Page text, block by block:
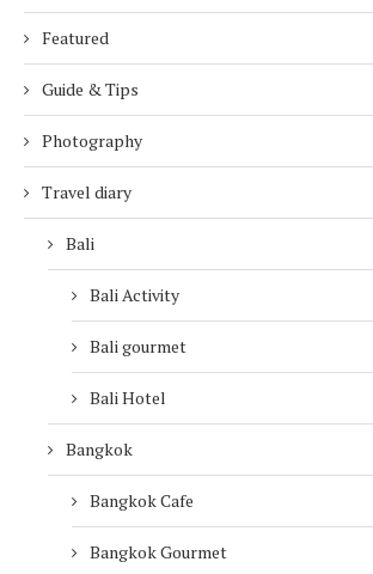
Featured
Guide & Tips
Photography
Travel diary
Bali
Bali Activity
Bali gourmet
Bali Hotel
Bangkok
Bangkok Cafe
Bangkok Gourmet